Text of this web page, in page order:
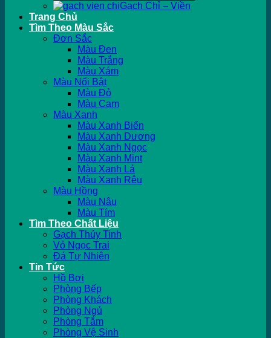
Gạch Chỉ – Viền
Trang Chủ
Tìm Theo Màu Sắc
Đơn Sắc
Màu Đen
Màu Trắng
Màu Xám
Màu Nổi Bật
Màu Đỏ
Màu Cam
Màu Xanh
Màu Xanh Biển
Màu Xanh Dương
Màu Xanh Ngọc
Màu Xanh Mint
Màu Xanh Lá
Màu Xanh Rêu
Màu Hồng
Màu Nâu
Màu Tím
Tìm Theo Chất Liệu
Gạch Thủy Tinh
Vỏ Ngọc Trai
Đá Tự Nhiên
Tin Tức
Hồ Bơi
Phòng Bếp
Phòng Khách
Phòng Ngủ
Phòng Tắm
Phòng Vệ Sinh